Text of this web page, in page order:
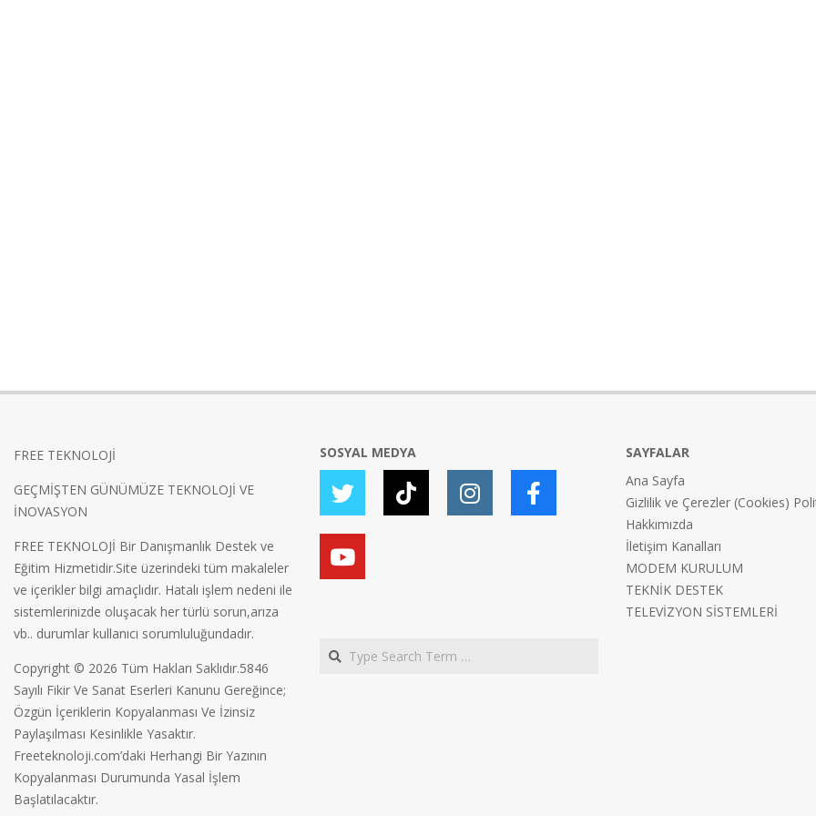
FREE TEKNOLOJİ
GEÇMİŞTEN GÜNÜMÜZE TEKNOLOJİ VE
İNOVASYON
FREE TEKNOLOJİ Bir Danışmanlık Destek ve
Eğitim Hizmetidir.Site üzerindeki tüm makaleler
ve içerikler bilgi amaçlıdır. Hatalı işlem nedeni ile
sistemlerinizde oluşacak her türlü sorun,arıza
vb.. durumlar kullanıcı sorumluluğundadır.
Copyright © 2026 Tüm Hakları Saklıdır.5846
Sayılı Fikir Ve Sanat Eserleri Kanunu Gereğince;
Özgün İçeriklerin Kopyalanması Ve İzinsiz
Paylaşılması Kesinlikle Yasaktır.
Freeteknoloji.com’daki Herhangi Bir Yazının
Kopyalanması Durumunda Yasal İşlem
Başlatılacaktır.
SOSYAL MEDYA
Search
SAYFALAR
Ana Sayfa
Gizlilik ve Çerezler (Cookies)
Hakkımızda
İletişim Kanalları
MODEM KURULUM
TEKNİK DESTEK
TELEVİZYON SİSTEMLERİ